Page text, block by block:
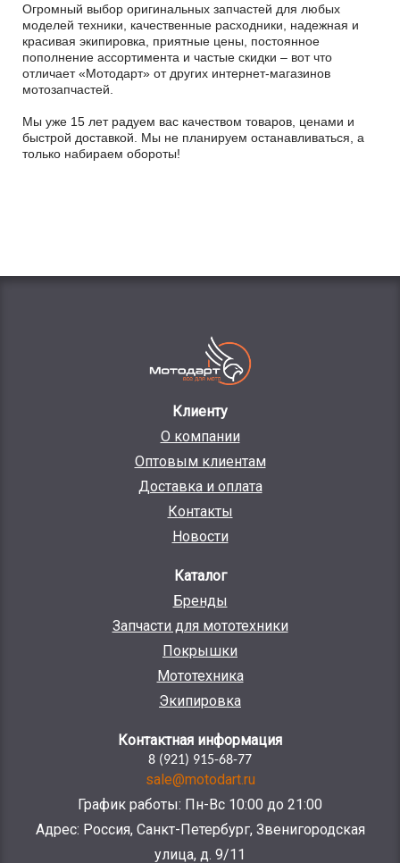
Огромный выбор оригинальных запчастей для любых
моделей техники, качественные расходники, надежная и
красивая экипировка, приятные цены, постоянное
пополнение ассортимента и частые скидки – вот что
отличает «Мотодарт» от других интернет-магазинов
мотозапчастей.
Мы уже 15 лет радуем вас качеством товаров, ценами и
быстрой доставкой. Мы не планируем останавливаться, а
только набираем обороты!
Клиенту
О компании
Оптовым клиентам
Доставка и оплата
Контакты
Новости
Каталог
Бренды
Запчасти для мототехники
Покрышки
Мототехника
Экипировка
Контактная информация
8 (921) 915-68-77
sale@motodart.ru
График работы: Пн-Вс 10:00 до 21:00
Адрес: Россия, Санкт-Петербург, Звенигородская
улица, д. 9/11